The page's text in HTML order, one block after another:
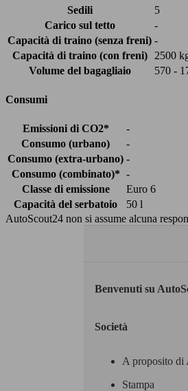
Sedili
5
Carico sul tetto
-
Capacità di traino (senza freni) -
Capacità di traino (con freni)
2500
Volume del bagagliaio
570 -
Consumi
Emissioni di CO2*
-
Consumo (urbano)
-
Consumo (extra-urbano) -
Consumo (combinato)* -
Classe di emissione
Euro 6
Capacità del serbatoio
50 l
AutoScout24 non si assume alcuna
Benvenuti su
Società
A proposito di
Stampa